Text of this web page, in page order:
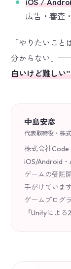
広告・審査
「やりたいこ
分からない」——
白いけど難しい
中島安彦
代表取締役・株
株式会社Code
iOS/Android・
ゲームの受託
手がけていま
ゲームプログ
『Unityによ